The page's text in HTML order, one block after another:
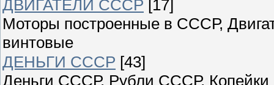
ДВИГАТЕЛИ СССР [17]
Моторы построенные в СССР,
винтовые
ДЕНЬГИ СССР [43]
Деньги СССР, Рубли СССР,